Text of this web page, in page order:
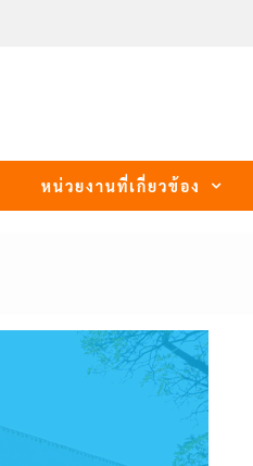
หน่วยงานที่เกี่ยวข้อง